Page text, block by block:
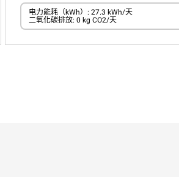
电力能耗（kWh）: 27.3 kWh/天
二氧化碳排放: 0 kg CO2/天